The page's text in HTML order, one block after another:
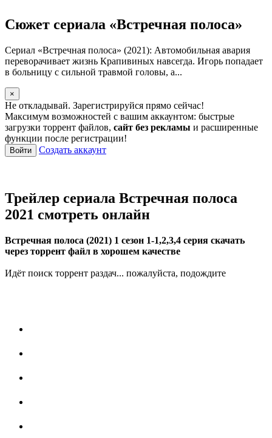
Сюжет сериала «Встречная полоса»
Сериал «Встречная полоса» (2021): Автомобильная авария
переворачивает жизнь Крапивиных навсегда. Игорь попадает
в больницу с сильной травмой головы, а...
×
Не откладывай. Зарегистрируйся прямо сейчас!
Максимум возможностей с вашим аккаунтом: быстрые
загрузки торрент файлов, сайт без рекламы и расширенные
функции после регистрации!
Войти Создать аккаунт
Трейлер сериала Встречная полоса
2021 смотреть онлайн
Встречная полоса (2021) 1 сезон 1-1,2,3,4 серия скачать
через торрент файл в хорошем качестве
Идёт поиск торрент раздач... пожалуйста, подождите